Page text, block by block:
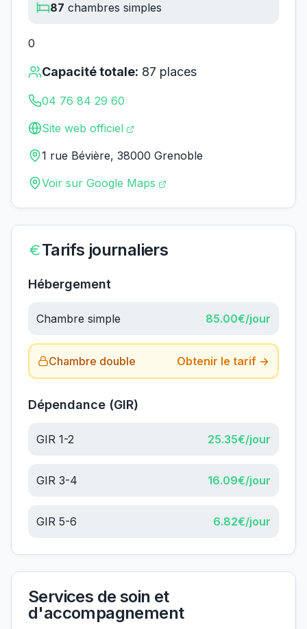
87 chambres simples
0
Capacité totale: 87 places
04 76 84 29 60
Site web officiel
1 rue Bévière, 38000 Grenoble
Voir sur Google Maps
Tarifs journaliers
Hébergement
Chambre simple 85.00€/jour
Chambre double Obtenir le tarif →
Dépendance (GIR)
GIR 1-2 25.35€/jour
GIR 3-4 16.09€/jour
GIR 5-6 6.82€/jour
Services de soin et
d'accompagnement